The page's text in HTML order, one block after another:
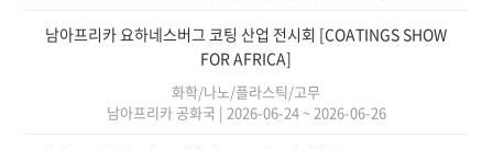
남아프리카 요하네스버그 코팅 산업 전시회 [COATINGS SHOW
FOR AFRICA]
화학/나노/플라스틱/고무
남아프리카 공화국 | 2026-06-24 ~ 2026-06-26